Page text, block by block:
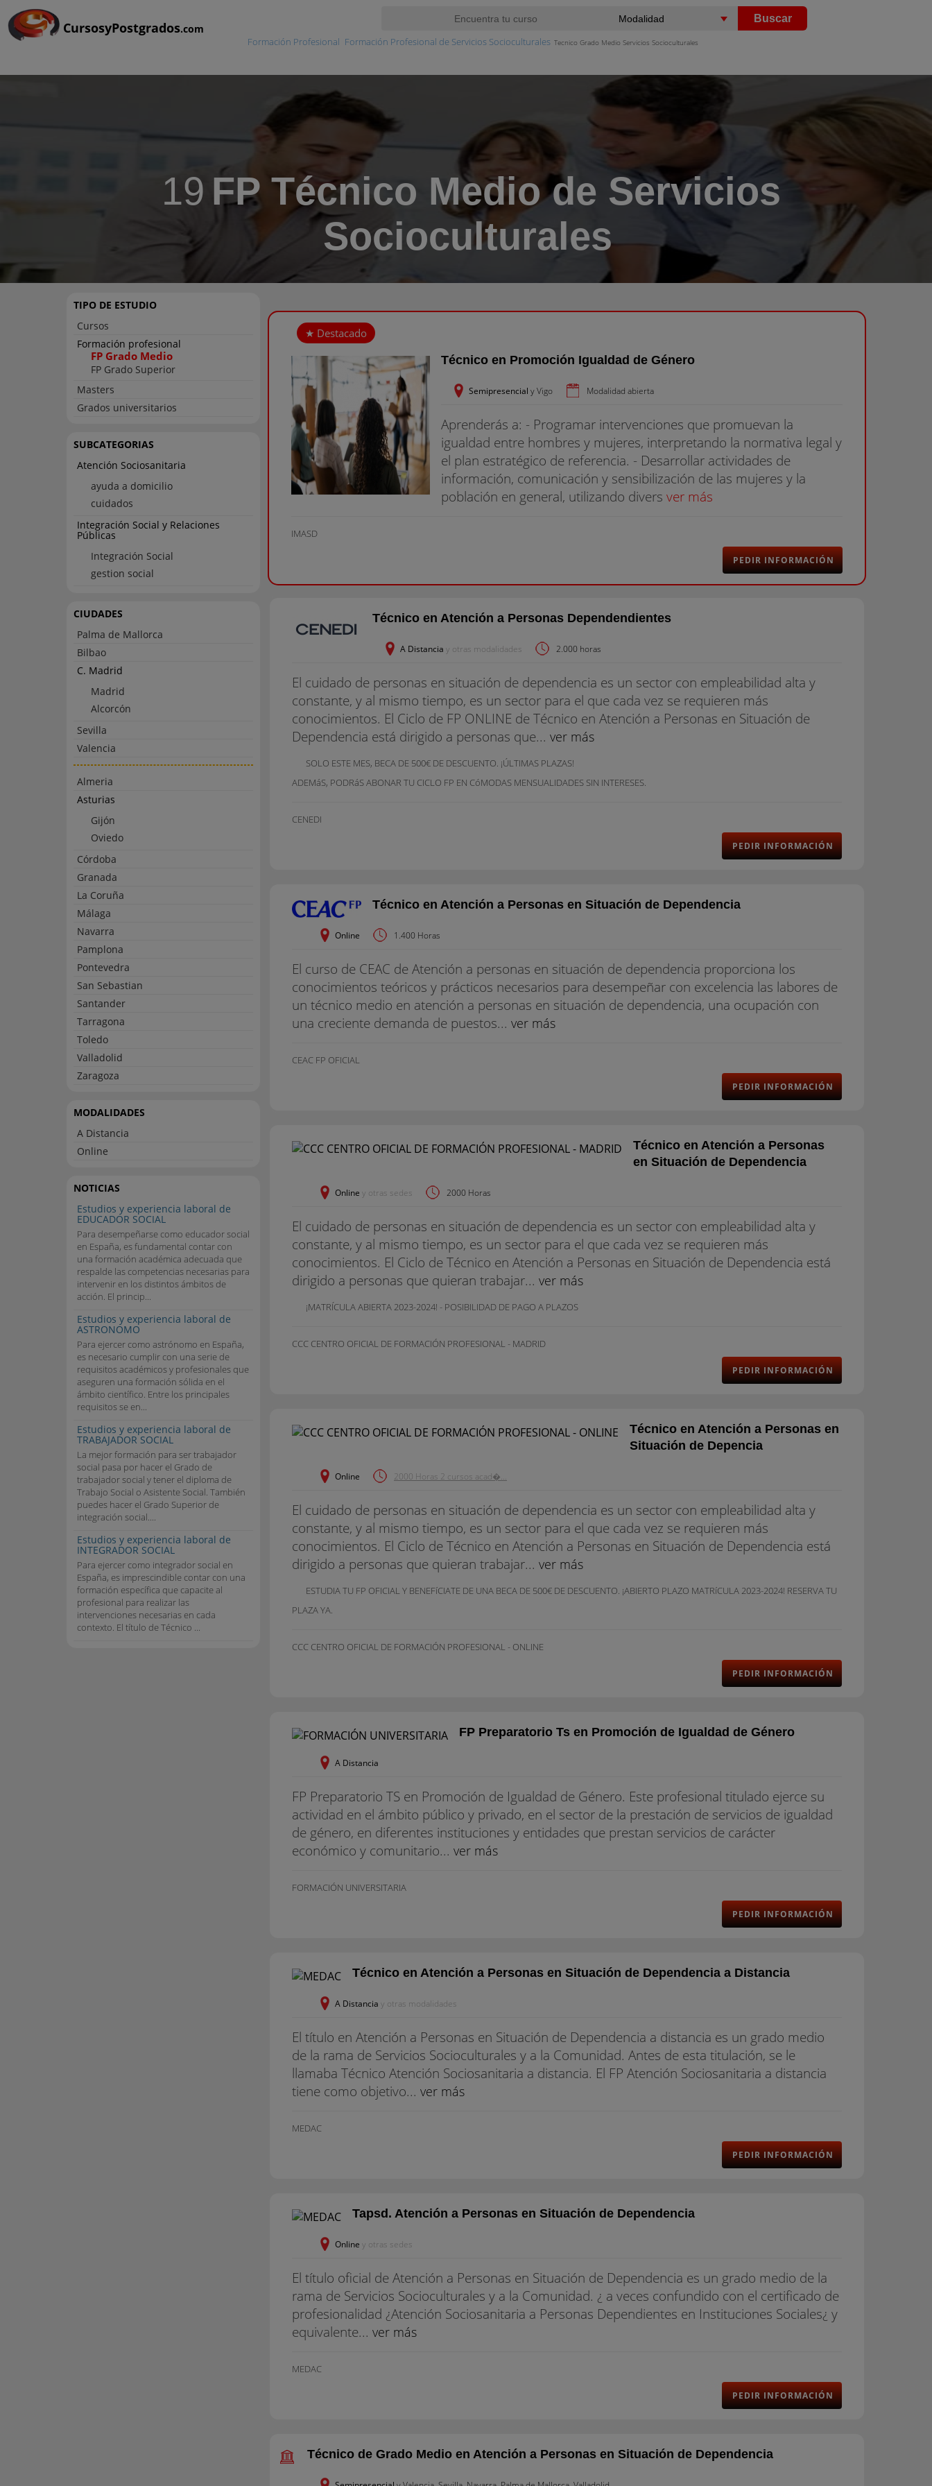
CursosyPostgrados.com
Buscar
Formación Profesional Formación Profesional de Servicios Socioculturales Tecnico Grado Medio Servicios Socioculturales
19 FP Técnico Medio de Servicios
Socioculturales
TIPO DE ESTUDIO
Cursos
Formación profesional
FP Grado Medio
FP Grado Superior
Masters
Grados universitarios
SUBCATEGORIAS
Atención Sociosanitaria
ayuda a domicilio
cuidados
Integración Social y Relaciones
Públicas
Integración Social
gestion social
CIUDADES
Palma de Mallorca
Bilbao
C. Madrid
Madrid
Alcorcón
Sevilla
Valencia
Almeria
Asturias
Gijón
Oviedo
Córdoba
Granada
La Coruña
Málaga
Navarra
Pamplona
Pontevedra
San Sebastian
Santander
Tarragona
Toledo
Valladolid
Zaragoza
MODALIDADES
A Distancia
Online
NOTICIAS
Estudios y experiencia laboral de
EDUCADOR SOCIAL
Para desempeñarse como educador social
en España, es fundamental contar con
una formación académica adecuada que
respalde las competencias necesarias para
intervenir en los distintos ámbitos de
acción. El princip...
Estudios y experiencia laboral de
ASTRONOMO
Para ejercer como astrónomo en España,
es necesario cumplir con una serie de
requisitos académicos y profesionales que
aseguren una formación sólida en el
ámbito científico. Entre los principales
requisitos se en...
Estudios y experiencia laboral de
TRABAJADOR SOCIAL
La mejor formación para ser trabajador
social pasa por hacer el Grado de
trabajador social y tener el diploma de
Trabajo Social o Asistente Social. También
puedes hacer el Grado Superior de
integración social....
Estudios y experiencia laboral de
INTEGRADOR SOCIAL
Para ejercer como integrador social en
España, es imprescindible contar con una
formación específica que capacite al
profesional para realizar las
intervenciones necesarias en cada
contexto. El título de Técnico ...
Técnico en Promoción Igualdad de Género
Semipresencial y Vigo Modalidad abierta
Aprenderás a: - Programar intervenciones que promuevan la
igualdad entre hombres y mujeres, interpretando la normativa legal y
el plan estratégico de referencia. - Desarrollar actividades de
información, comunicación y sensibilización de las mujeres y la
población en general, utilizando divers ver más
IMASD
PEDIR INFORMACIÓN
Técnico en Atención a Personas Dependendientes
A Distancia y otras modalidades 2.000 horas
El cuidado de personas en situación de dependencia es un sector con empleabilidad alta y
constante, y al mismo tiempo, es un sector para el que cada vez se requieren más
conocimientos. El Ciclo de FP ONLINE de Técnico en Atención a Personas en Situación de
Dependencia está dirigido a personas que... ver más
SOLO ESTE MES, BECA DE 500€ DE DESCUENTO. ¡ÚLTIMAS PLAZAS!
ADEMáS, PODRáS ABONAR TU CICLO FP EN CóMODAS MENSUALIDADES SIN INTERESES.
CENEDI
PEDIR INFORMACIÓN
Técnico en Atención a Personas en Situación de Dependencia
Online 1.400 Horas
El curso de CEAC de Atención a personas en situación de dependencia proporciona los
conocimientos teóricos y prácticos necesarios para desempeñar con excelencia las labores de
un técnico medio en atención a personas en situación de dependencia, una ocupación con
una creciente demanda de puestos... ver más
CEAC FP OFICIAL
PEDIR INFORMACIÓN
Técnico en Atención a Personas
en Situación de Dependencia
Online y otras sedes 2000 Horas
El cuidado de personas en situación de dependencia es un sector con empleabilidad alta y
constante, y al mismo tiempo, es un sector para el que cada vez se requieren más
conocimientos. El Ciclo de Técnico en Atención a Personas en Situación de Dependencia está
dirigido a personas que quieran trabajar... ver más
¡MATRÍCULA ABIERTA 2023-2024! - POSIBILIDAD DE PAGO A PLAZOS
CCC CENTRO OFICIAL DE FORMACIÓN PROFESIONAL - MADRID
PEDIR INFORMACIÓN
Técnico en Atención a Personas en
Situación de Depencia
Online 2000 Horas 2 cursos acad�...
El cuidado de personas en situación de dependencia es un sector con empleabilidad alta y
constante, y al mismo tiempo, es un sector para el que cada vez se requieren más
conocimientos. El Ciclo de Técnico en Atención a Personas en Situación de Dependencia está
dirigido a personas que quieran trabajar... ver más
ESTUDIA TU FP OFICIAL Y BENEFíCIATE DE UNA BECA DE 500€ DE DESCUENTO. ¡ABIERTO PLAZO MATRíCULA 2023-2024! RESERVA TU
PLAZA YA.
CCC CENTRO OFICIAL DE FORMACIÓN PROFESIONAL - ONLINE
PEDIR INFORMACIÓN
FP Preparatorio Ts en Promoción de Igualdad de Género
A Distancia
FP Preparatorio TS en Promoción de Igualdad de Género. Este profesional titulado ejerce su
actividad en el ámbito público y privado, en el sector de la prestación de servicios de igualdad
de género, en diferentes instituciones y entidades que prestan servicios de carácter
económico y comunitario... ver más
FORMACIÓN UNIVERSITARIA
PEDIR INFORMACIÓN
Técnico en Atención a Personas en Situación de Dependencia a Distancia
A Distancia y otras modalidades
El título en Atención a Personas en Situación de Dependencia a distancia es un grado medio
de la rama de Servicios Socioculturales y a la Comunidad. Antes de esta titulación, se le
llamaba Técnico Atención Sociosanitaria a distancia. El FP Atención Sociosanitaria a distancia
tiene como objetivo... ver más
MEDAC
PEDIR INFORMACIÓN
Tapsd. Atención a Personas en Situación de Dependencia
Online y otras sedes
El título oficial de Atención a Personas en Situación de Dependencia es un grado medio de la
rama de Servicios Socioculturales y a la Comunidad. ¿ a veces confundido con el certificado de
profesionalidad ¿Atención Sociosanitaria a Personas Dependientes en Instituciones Sociales¿ y
equivalente... ver más
MEDAC
PEDIR INFORMACIÓN
Técnico de Grado Medio en Atención a Personas en Situación de Dependencia